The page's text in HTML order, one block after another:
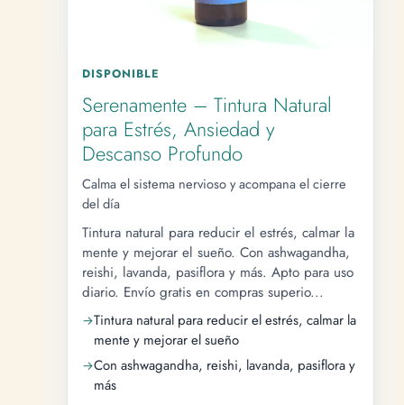
DISPONIBLE
Serenamente – Tintura Natural
para Estrés, Ansiedad y
Descanso Profundo
Calma el sistema nervioso y acompana el cierre
del día
Tintura natural para reducir el estrés, calmar la
mente y mejorar el sueño. Con ashwagandha,
reishi, lavanda, pasiflora y más. Apto para uso
diario. Envío gratis en compras superio...
Tintura natural para reducir el estrés, calmar la
mente y mejorar el sueño
Con ashwagandha, reishi, lavanda, pasiflora y
más